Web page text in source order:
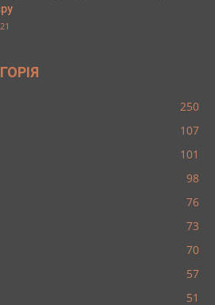
250
107
101
98
76
73
70
57
51